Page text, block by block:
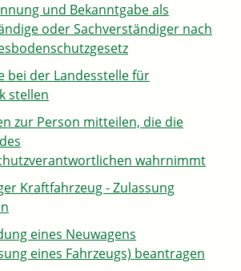
und Bekanntgabe als
oder Sachverständiger nach
bei der Landesstelle für
stellen
zur Person mitteilen, die die
wahrnimmt
Kraftfahrzeug - Zulassung
eines Neuwagens
eines Fahrzeugs) beantragen